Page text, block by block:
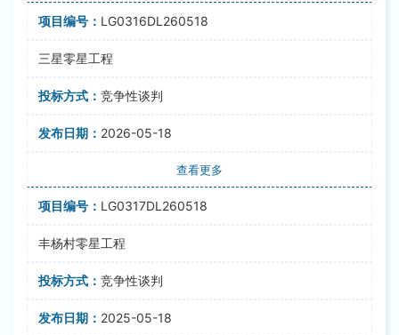
LG0316DL260518
三星零星工程
竞争性谈判
2026-05-18
查看更多
LG0317DL260518
丰杨村零星工程
竞争性谈判
2025-05-18